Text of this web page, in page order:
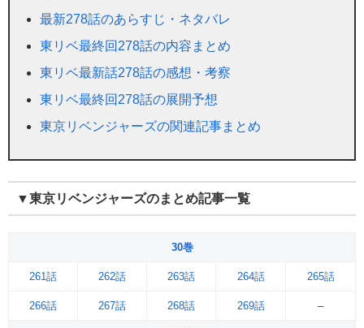
最新278話のあらすじ・ネタバレ
東リベ最終回278話の内容まとめ
東リベ最新話278話の感想・考察
東リベ最終回278話の展開予想
東京リベンジャーズの関連記事まとめ
▼東京リベンジャーズのまとめ記事一覧
30巻
261話 262話 263話 264話 265話
266話 267話 268話 269話 –